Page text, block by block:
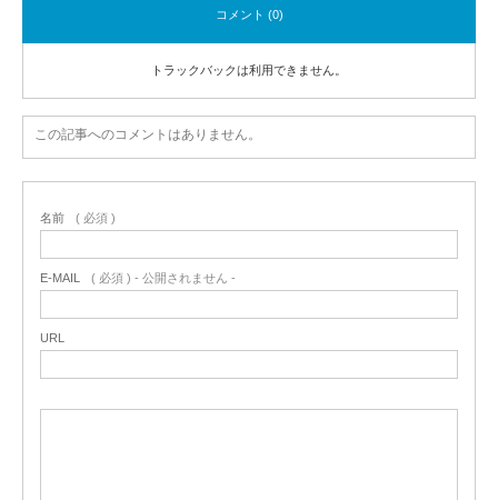
コメント (0)
トラックバックは利用できません。
この記事へのコメントはありません。
名前 ( 必須 )
E-MAIL ( 必須 ) - 公開されません -
URL